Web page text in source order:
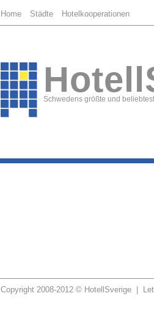
Home Städte Hotelkooperationen
Schwedens größte und
Copyright 2008-2012 © HotellSverige |